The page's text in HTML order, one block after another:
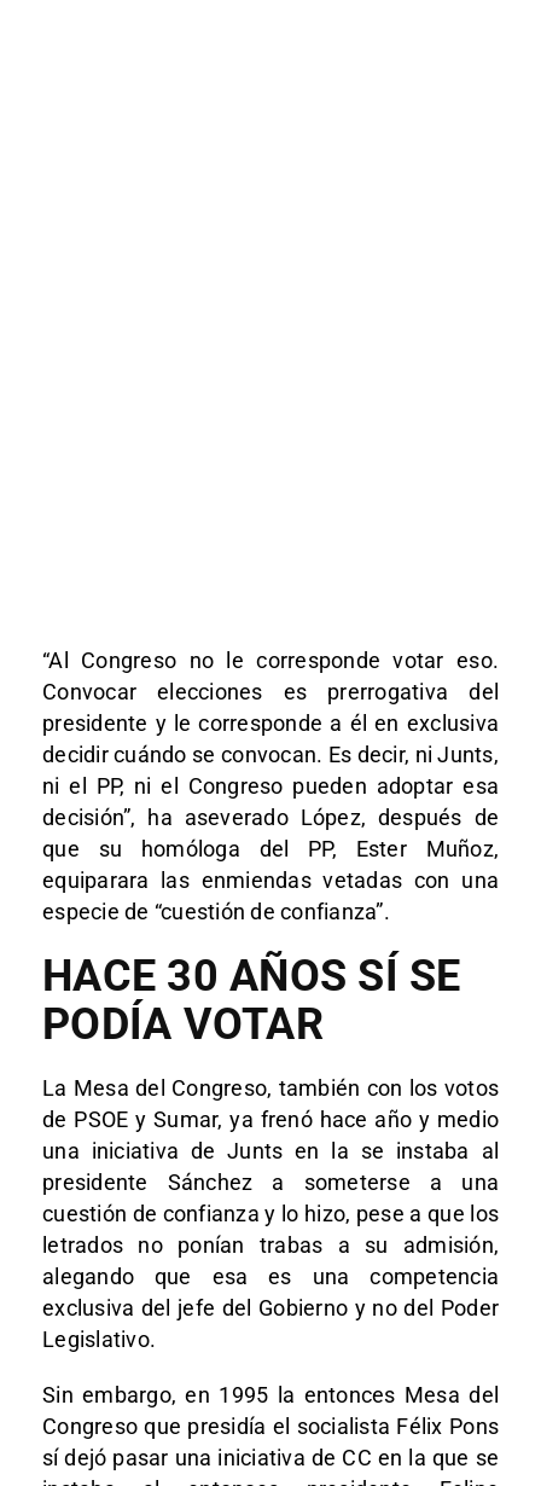
“Al Congreso no le corresponde votar eso.
Convocar elecciones es prerrogativa del
presidente y le corresponde a él en exclusiva
decidir cuándo se convocan. Es decir, ni Junts,
ni el PP, ni el Congreso pueden adoptar esa
decisión”, ha aseverado López, después de
que su homóloga del PP, Ester Muñoz,
equiparara las enmiendas vetadas con una
especie de “cuestión de confianza”.
HACE 30 AÑOS SÍ SE
PODÍA VOTAR
La Mesa del Congreso, también con los votos
de PSOE y Sumar, ya frenó hace año y medio
una iniciativa de Junts en la se instaba al
presidente Sánchez a someterse a una
cuestión de confianza y lo hizo, pese a que los
letrados no ponían trabas a su admisión,
alegando que esa es una competencia
exclusiva del jefe del Gobierno y no del Poder
Legislativo.
Sin embargo, en 1995 la entonces Mesa del
Congreso que presidía el socialista Félix Pons
sí dejó pasar una iniciativa de CC en la que se